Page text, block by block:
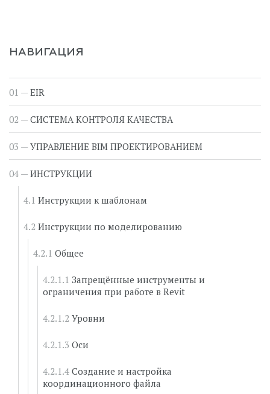
НАВИГАЦИЯ
EIR
СИСТЕМА КОНТРОЛЯ КАЧЕСТВА
УПРАВЛЕНИЕ BIM ПРОЕКТИРОВАНИЕМ
ИНСТРУКЦИИ
Инструкции к шаблонам
Инструкции по моделированию
Общее
Запрещённые инструменты и
ограничения при работе в Revit
Уровни
Оси
Создание и настройка
координационного файла